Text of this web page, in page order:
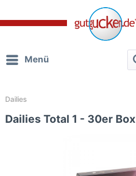
Menü
Dailies
Dailies Total 1 - 30er Box